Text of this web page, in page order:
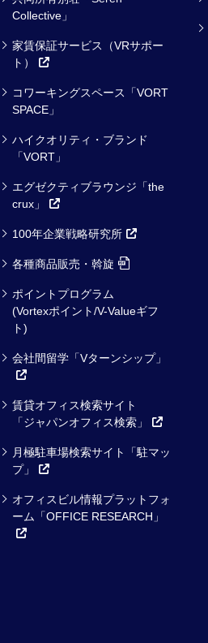
Collective」
家賃保証サービス（VRサポー
ト）
コワーキングスペース「VORT
SPACE」
ハイクオリティ・ブランド
「VORT」
エグゼクティブラウンジ「the
crux」
100年企業戦略研究所
各種商品販売・斡旋
ポイントプログラム
(Vortexポイント/V-Valueギフ
ト)
会社間留学「Vターンシップ」
賃貸オフィス検索サイト
「ジャパンオフィス検索」
月極駐車場検索サイト「駐マッ
プ」
オフィスビル情報プラットフォ
ーム「OFFICE RESEARCH」